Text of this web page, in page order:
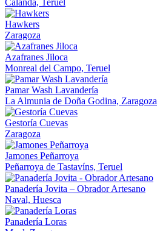
Hawkers
Zaragoza
Azafranes Jiloca
Monreal del Campo, Teruel
Pamar Wash Lavandería
La Almunia de Doña Godina, Zaragoza
Gestoría Cuevas
Zaragoza
Jamones Peñarroya
Peñarroya de Tastavíns, Teruel
Panadería Jovita – Obrador Artesano
Naval, Huesca
Panadería Loras